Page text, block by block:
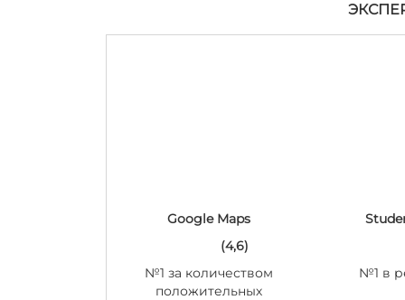
Google Maps
(4,6)
№1 за количеством
положительных
№1 в